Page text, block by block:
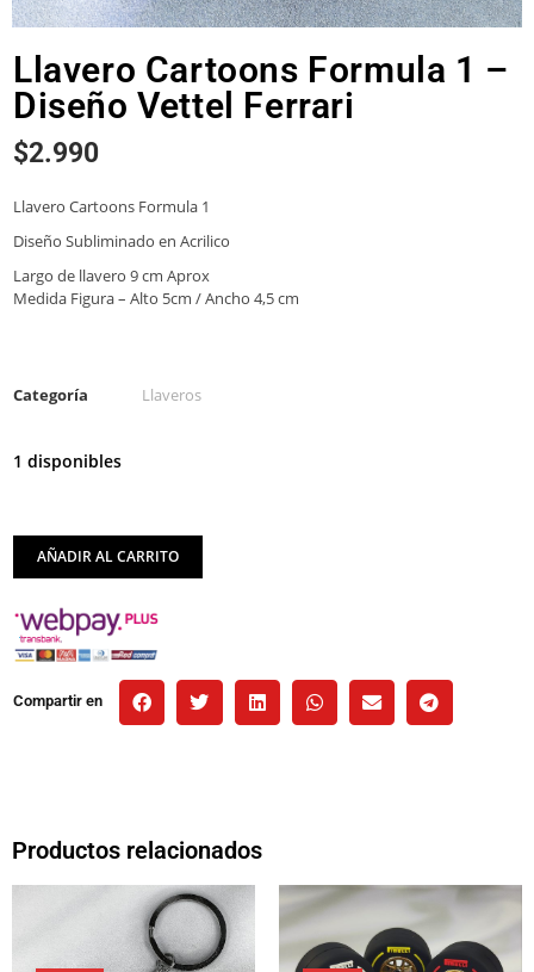
Llavero Cartoons Formula 1 –
Diseño Vettel Ferrari
$2.990
Llavero Cartoons Formula 1
Diseño Subliminado en Acrilico
Largo de llavero 9 cm Aprox
Medida Figura – Alto 5cm / Ancho 4,5 cm
Categoría Llaveros
1 disponibles
AÑADIR AL CARRITO
Compartir en
Productos relacionados